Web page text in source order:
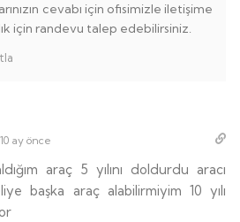
cevabı için ofisimizle iletişime
için randevu talep edebilirsiniz.
10 ay önce
araç 5 yılını doldurdu aracı
başka araç alabilirmiyim 10 yılı